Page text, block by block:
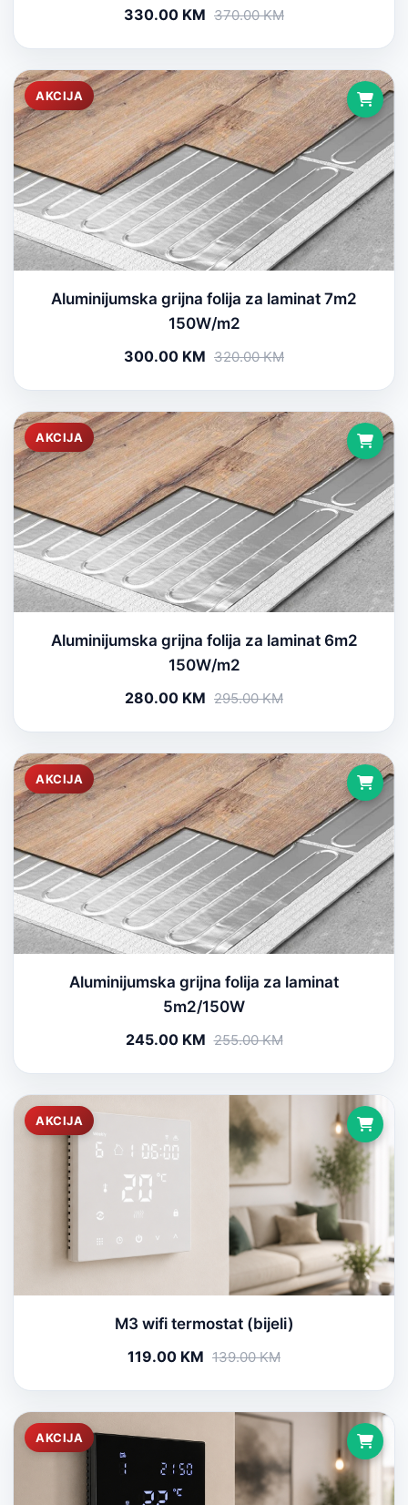
330.00 KM 370.00 KM
AKCIJA
Aluminijumska grijna folija za laminat 7m2
150W/m2
300.00 KM 320.00 KM
AKCIJA
Aluminijumska grijna folija za laminat 6m2
150W/m2
280.00 KM 295.00 KM
AKCIJA
Aluminijumska grijna folija za laminat
5m2/150W
245.00 KM 255.00 KM
AKCIJA
M3 wifi termostat (bijeli)
119.00 KM 139.00 KM
AKCIJA